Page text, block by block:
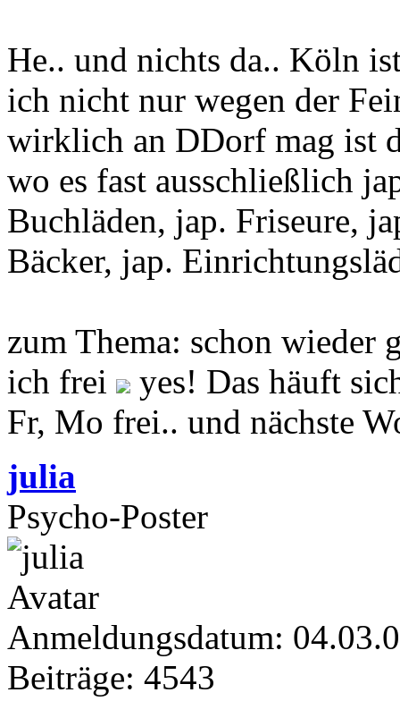
He.. und nichts da.. Köln
ich nicht nur wegen der
wirklich an DDorf mag ist
wo es fast ausschließlich
Buchläden, jap. Friseure,
Bäcker, jap.
zum Thema: schon wieder
ich frei
yes! Das häuft
Fr, Mo frei.. und nächste
julia
Psycho-Poster
Anmeldungsdatum:
Beiträge: 4543